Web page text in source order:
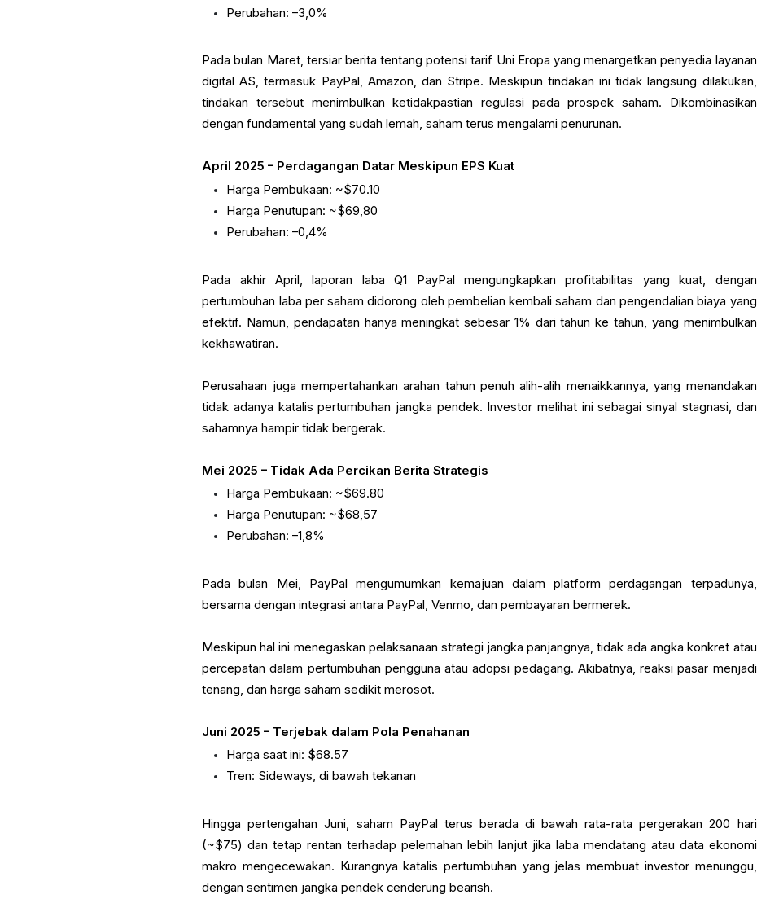
Perubahan: –3,0%
Pada bulan Maret, tersiar berita tentang potensi tarif Uni Eropa yang menargetkan penyedia layanan
digital AS, termasuk PayPal, Amazon, dan Stripe. Meskipun tindakan ini tidak langsung dilakukan,
tindakan tersebut menimbulkan ketidakpastian regulasi pada prospek saham. Dikombinasikan
dengan fundamental yang sudah lemah, saham terus mengalami penurunan.
April 2025 – Perdagangan Datar Meskipun EPS Kuat
Harga Pembukaan: ~$70.10
Harga Penutupan: ~$69,80
Perubahan: –0,4%
Pada akhir April, laporan laba Q1 PayPal mengungkapkan profitabilitas yang kuat, dengan
pertumbuhan laba per saham didorong oleh pembelian kembali saham dan pengendalian biaya yang
efektif. Namun, pendapatan hanya meningkat sebesar 1% dari tahun ke tahun, yang menimbulkan
kekhawatiran.
Perusahaan juga mempertahankan arahan tahun penuh alih-alih menaikkannya, yang menandakan
tidak adanya katalis pertumbuhan jangka pendek. Investor melihat ini sebagai sinyal stagnasi, dan
sahamnya hampir tidak bergerak.
Mei 2025 – Tidak Ada Percikan Berita Strategis
Harga Pembukaan: ~$69.80
Harga Penutupan: ~$68,57
Perubahan: –1,8%
Pada bulan Mei, PayPal mengumumkan kemajuan dalam platform perdagangan terpadunya,
bersama dengan integrasi antara PayPal, Venmo, dan pembayaran bermerek.
Meskipun hal ini menegaskan pelaksanaan strategi jangka panjangnya, tidak ada angka konkret atau
percepatan dalam pertumbuhan pengguna atau adopsi pedagang. Akibatnya, reaksi pasar menjadi
tenang, dan harga saham sedikit merosot.
Juni 2025 – Terjebak dalam Pola Penahanan
Harga saat ini: $68.57
Tren: Sideways, di bawah tekanan
Hingga pertengahan Juni, saham PayPal terus berada di bawah rata-rata pergerakan 200 hari
(~$75) dan tetap rentan terhadap pelemahan lebih lanjut jika laba mendatang atau data ekonomi
makro mengecewakan. Kurangnya katalis pertumbuhan yang jelas membuat investor menunggu,
dengan sentimen jangka pendek cenderung bearish.